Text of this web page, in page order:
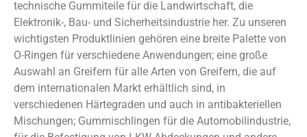
technische Gummiteile für die Landwirtschaft, die
Elektronik-, Bau- und Sicherheitsindustrie her. Zu unseren
wichtigsten Produktlinien gehören eine breite Palette von
O-Ringen für verschiedene Anwendungen; eine große
Auswahl an Greifern für alle Arten von Greifern, die auf
dem internationalen Markt erhältlich sind, in
verschiedenen Härtegraden und auch in antibakteriellen
Mischungen; Gummischlingen für die Automobilindustrie,